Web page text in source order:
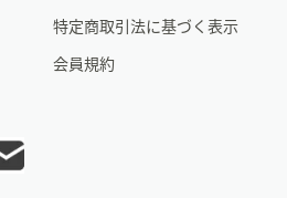
特定商取引法に基づく表示
会員規約